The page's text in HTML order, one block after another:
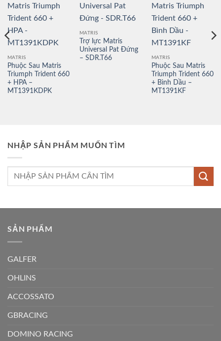
MATRIS
Phuộc Sau Matris
Triumph Trident 660
+ HPA –
MT1391KDPK
MATRIS
Trợ lực Matris
Universal Pat Đứng
– SDR.T66
MATRIS
Phuộc Sau Matris
Triumph Trident 660
+ Bình Dầu –
MT1391KF
NHẬP SẢN PHẨM MUỐN TÌM
Tìm
SẢN PHẨM
GALFER
OHLINS
ACCOSSATO
GBRACING
DOMINO RACING